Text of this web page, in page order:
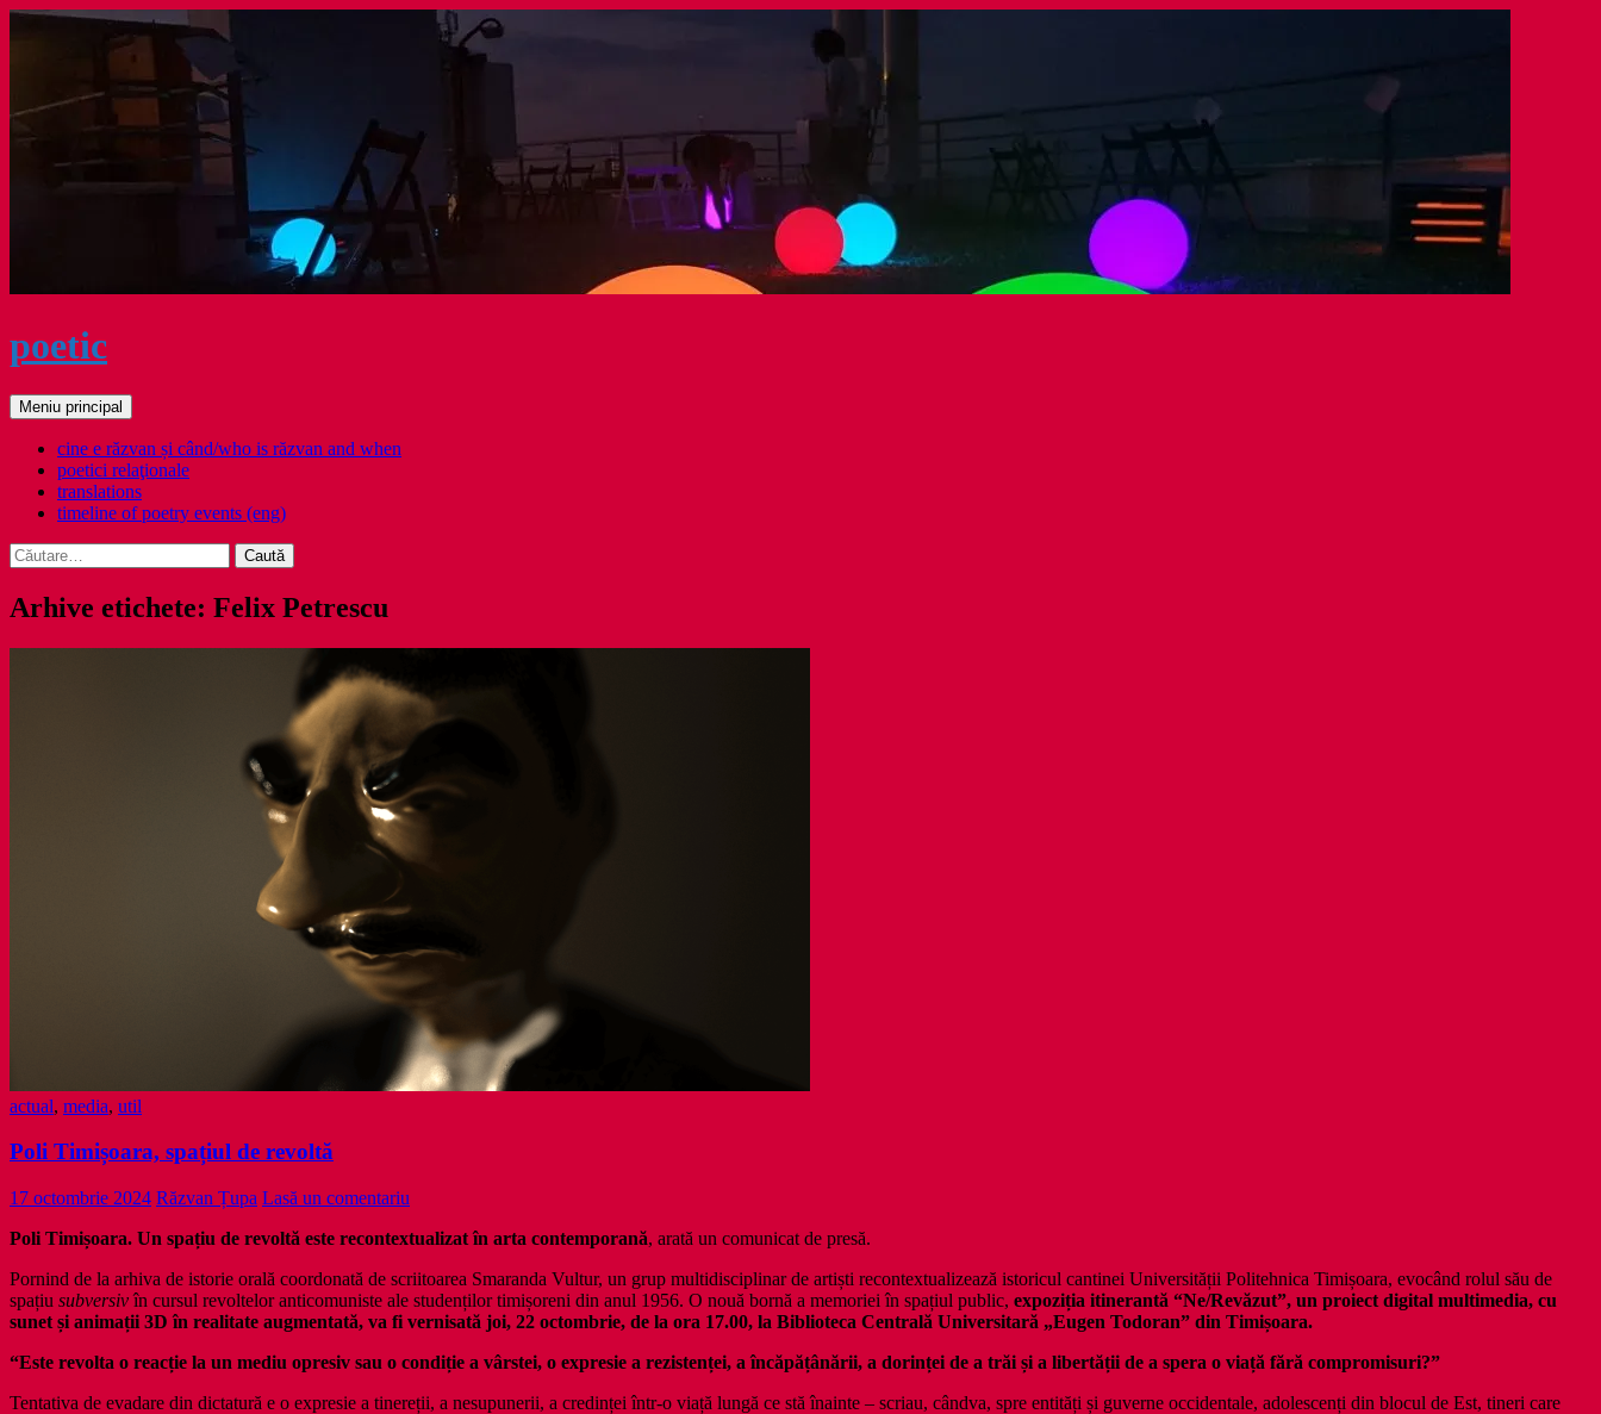
Sari
poetic
Caută
Meniu principal
cine e răzvan și când/who is răzvan and when
poetici relaţionale
translations
timeline of poetry events (eng)
Caută
după:
Arhive etichete: Felix Petrescu
actual, media, util
Poli Timișoara, spațiul de revoltă
17 octombrie 2024 Răzvan Țupa Lasă un comentariu
Poli Timișoara. Un spațiu de revoltă este recontextualizat în arta contemporană, arată un comunicat de presă.
Pornind de la arhiva de istorie orală coordonată de scriitoarea Smaranda Vultur, un grup multidisciplinar de artiști recontextualizează istoricul cantinei Universității Politehnica Timișoara, evocând rolul său de
spațiu subversivîn cursul revoltelor anticomuniste ale studenților timișoreni din anul 1956. O nouă bornă a memoriei în spațiul public, expoziția itinerantă “Ne/Revăzut”, un proiect digital multimedia, cu
sunet și animații 3D în realitate augmentată, va fi vernisată joi, 22 octombrie, de la ora 17.00, la Biblioteca Centrală Universitară „Eugen Todoran” din Timișoara.
“Este revolta o reacție la un mediu opresiv sau o condiție a vârstei, o expresie a rezistenței, a încăpățânării, a dorinței de a trăi și a libertății de a spera o viață fără compromisuri?”
Tentativa de evadare din dictatură e o expresie a tinereții, a nesupunerii, a credinței într-o viață lungă ce stă înainte – scriau, cândva, spre entități și guverne occidentale, adolescenți din blocul de Est, tineri care